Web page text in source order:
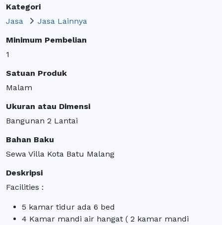
Kategori
Jasa
Jasa Lainnya
Minimum Pembelian
1
Satuan Produk
Malam
Ukuran atau Dimensi
Bangunan 2 Lantai
Bahan Baku
Sewa Villa Kota Batu Malang
Deskripsi
Facilities :
5 kamar tidur ada 6 bed
4 Kamar mandi air hangat ( 2 kamar mandi